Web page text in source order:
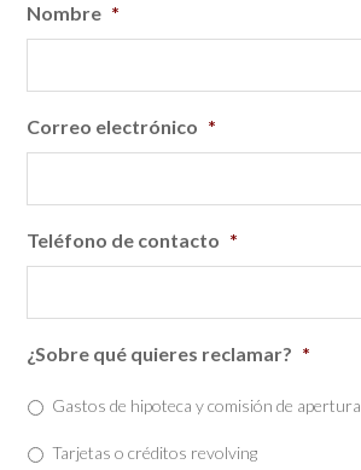
Nombre *
Correo electrónico *
Teléfono de contacto *
¿Sobre qué quieres reclamar? *
Gastos de hipoteca y comisión de apertura
Tarjetas o créditos revolving